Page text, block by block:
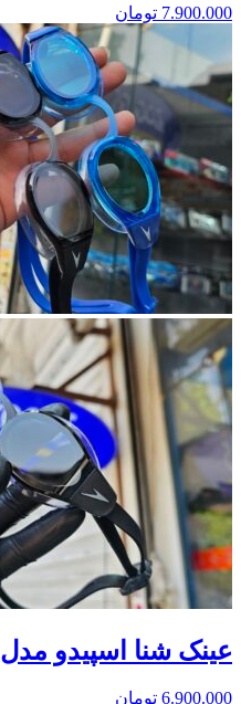
7.900.000 تومان
عینک شنا اسپیدو مدل Mariner Pro
6.900.000 تومان